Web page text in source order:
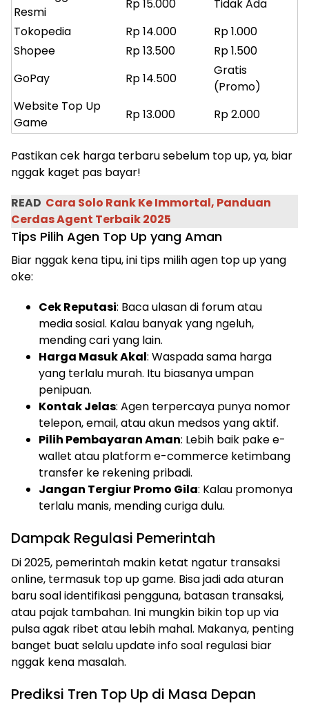
Resmi
Rp 15.000
Tidak Ada
Tokopedia
Rp 14.000
Rp 1.000
Shopee
Rp 13.500
Rp 1.500
GoPay
Rp 14.500
Gratis
(Promo)
Website Top Up
Game
Rp 13.000 Rp 2.000
Pastikan cek harga terbaru sebelum top up, ya, biar
nggak kaget pas bayar!
READ Cara Solo Rank Ke Immortal, Panduan
Cerdas Agent Terbaik 2025
Tips Pilih Agen Top Up yang Aman
Biar nggak kena tipu, ini tips milih agen top up yang
oke:
Cek Reputasi: Baca ulasan di forum atau
media sosial. Kalau banyak yang ngeluh,
mending cari yang lain.
Harga Masuk Akal: Waspada sama harga
yang terlalu murah. Itu biasanya umpan
penipuan.
Kontak Jelas: Agen terpercaya punya nomor
telepon, email, atau akun medsos yang aktif.
Pilih Pembayaran Aman: Lebih baik pake e-
wallet atau platform e-commerce ketimbang
transfer ke rekening pribadi.
Jangan Tergiur Promo Gila: Kalau promonya
terlalu manis, mending curiga dulu.
Dampak Regulasi Pemerintah
Di 2025, pemerintah makin ketat ngatur transaksi
online, termasuk top up game. Bisa jadi ada aturan
baru soal identifikasi pengguna, batasan transaksi,
atau pajak tambahan. Ini mungkin bikin top up via
pulsa agak ribet atau lebih mahal. Makanya, penting
banget buat selalu update info soal regulasi biar
nggak kena masalah.
Prediksi Tren Top Up di Masa Depan